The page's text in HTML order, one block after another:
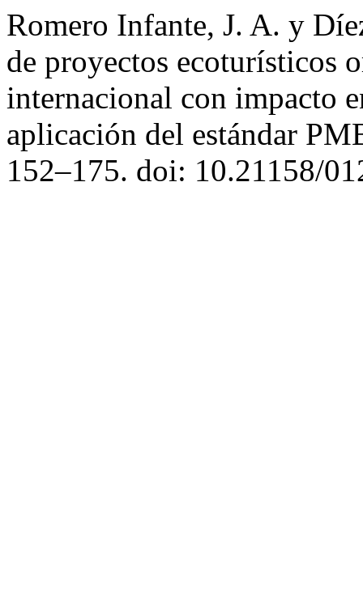
Romero Infante, J. A. y
de proyectos ecoturísticos
internacional con impacto
aplicación del estándar
152–175. doi: 10.21158/